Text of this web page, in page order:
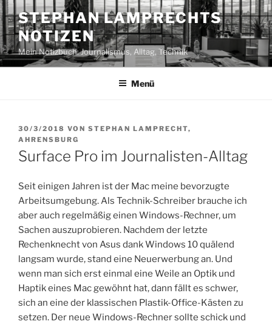
Zum
Inhalt
springen
STEPHAN LAMPRECHTS
NOTIZEN
Mein Notizbuch: Journalismus, Alltag, Technik
Menü
VERÖFFENTLICHT
AM
30/3/2018 VON STEPHAN LAMPRECHT,
AHRENSBURG
Surface Pro im Journalisten-Alltag
Seit einigen Jahren ist der Mac meine bevorzugte
Arbeitsumgebung. Als Technik-Schreiber brauche ich
aber auch regelmäßig einen Windows-Rechner, um
Sachen auszuprobieren. Nachdem der letzte
Rechenknecht von Asus dank Windows 10 quälend
langsam wurde, stand eine Neuerwerbung an. Und
wenn man sich erst einmal eine Weile an Optik und
Haptik eines Mac gewöhnt hat, dann fällt es schwer,
sich an eine der klassischen Plastik-Office-Kästen zu
setzen. Der neue Windows-Rechner sollte schick und